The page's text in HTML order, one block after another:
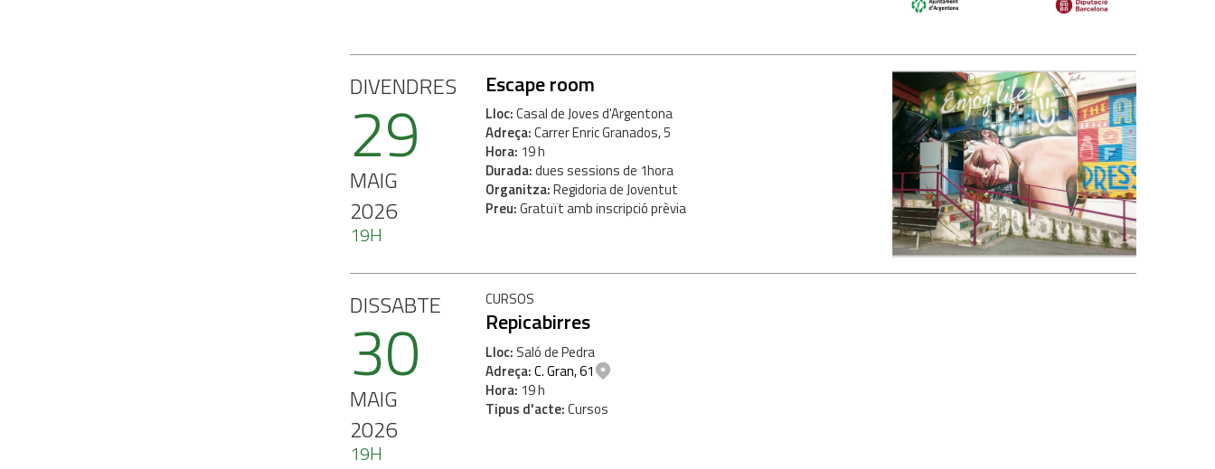
DIVENDRES
29
MAIG
2026
19H
Escape room
Lloc Casal de Joves d'Argentona
Adreça Carrer Enric Granados, 5
Hora 19 h
Durada dues sessions de 1hora
Organitza Regidoria de Joventut
Preu Gratuït amb inscripció prèvia
DISSABTE
30
MAIG
2026
19H
CURSOS
Repicabirres
Lloc Saló de Pedra
Adreça C. Gran, 61
Hora 19 h
Tipus d'acte Cursos